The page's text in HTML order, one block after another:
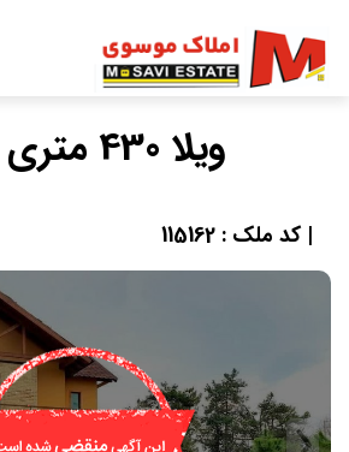
ویلا 430 متری مبله
| کد ملک : 115162